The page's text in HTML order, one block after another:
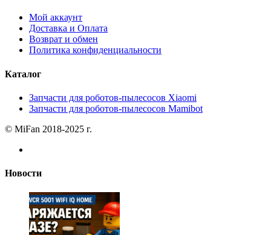
Мой аккаунт
Доставка и Оплата
Возврат и обмен
Политика конфиденциальности
Каталог
Запчасти для роботов-пылесосов Xiaomi
Запчасти для роботов-пылесосов Mamibot
© MiFan 2018-2025 г.
Новости